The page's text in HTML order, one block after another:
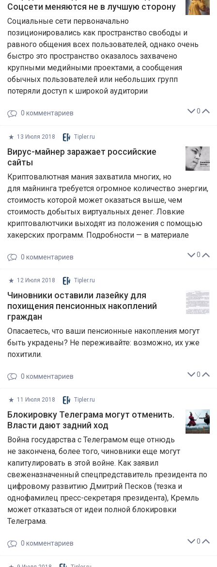
Соцсети меняются не в лучшую сторону
Социальные сети первоначально
позиционировались как пространство свободы и
равного общения всех пользователей, однако очень
быстро это пространство оказалось захвачено
крупными медийными проектами, а сообщения
обычных пользователей или небольших групп
потеряли доступ к широкой аудитории
0
0 комментариев
13 Июля 2018 Tipler.ru
Вирус-майнер заражает российские
сайты
Криптовалютная мания захватила многих, но
для майнинга требуется огромное количество энергии,
стоимость которой может оказаться выше, чем
стоимость добытых виртуальных денег. Ловкие
криптовалютчики выходят из положения с помощью
хакерских программ. Подробности — в материале
0
0 комментариев
12 Июля 2018 Tipler.ru
Чиновники оставили лазейку для
похищения пенсионных накоплений
граждан
Опасаетесь, что ваши пенсионные накопления могут
быть украдены? Не переживайте: возможно, их уже
похитили.
0
0 комментариев
11 Июля 2018 Tipler.ru
Блокировку Телеграма могут отменить.
Власти дают задний ход
Война государства с Телеграмом еще отнюдь
не закончена, более того, чиновники еще могут
капитулировать в этой войне. Как заявил
свеженазначенный спецпредставитель президента по
цифровому развитию Дмитрий Песков (тезка и
однофамилец пресс-секретаря президента), Кремль
может отказаться от идеи полной блокировки
Телеграма.
0
0 комментариев